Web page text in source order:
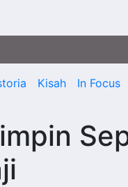
Kisah In Focus